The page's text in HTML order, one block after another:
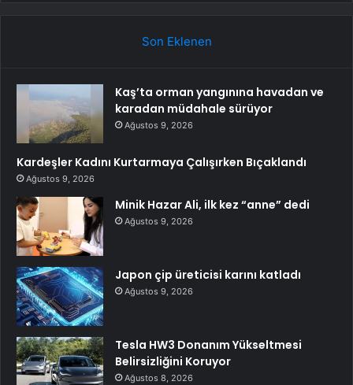
Son Eklenen
Kaş’ta orman yangınına havadan ve
karadan müdahale sürüyor
Ağustos 9, 2026
Kardeşler Kadını Kurtarmaya Çalışırken Bıçaklandı
Ağustos 9, 2026
Minik Hazar Ali, ilk kez “anne” dedi
Ağustos 9, 2026
Japon çip üreticisi karını katladı
Ağustos 9, 2026
Tesla HW3 Donanım Yükseltmesi
Belirsizliğini Koruyor
Ağustos 8, 2026